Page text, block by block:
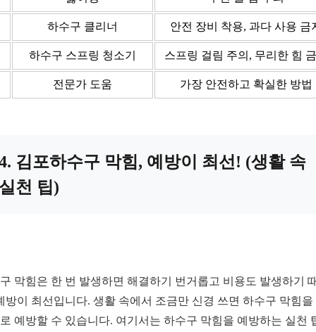
하수구 클리너 안전 장비 착용, 과다 사용 금
하수구 스프링 청소기 스프링 걸림 주의, 무리한 힘
전문가 도움 가장 안전하고 확실한 방법
김포하수구 막힘, 예방이 최선! (생활 속
천 팁)
막힘은 한 번 발생하면 해결하기 번거롭고 비용도 발생하기
방이 최선입니다. 생활 속에서 조금만 신경 쓰면 하수구 막힘을
예방할 수 있습니다. 여기서는 하수구 막힘을 예방하는 실천